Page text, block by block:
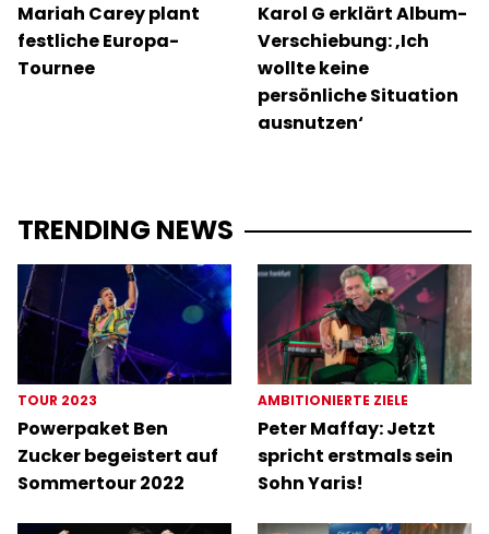
Mariah Carey plant
festliche Europa-
Tournee
Karol G erklärt Album-
Verschiebung: ‚Ich
wollte keine
persönliche Situation
ausnutzen‘
TRENDING NEWS
TOUR 2023
Powerpaket Ben
Zucker begeistert auf
Sommertour 2022
AMBITIONIERTE ZIELE
Peter Maffay: Jetzt
spricht erstmals sein
Sohn Yaris!